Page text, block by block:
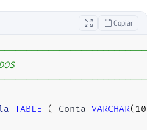
Copiar
TABLE ( Conta VARCHAR( 100